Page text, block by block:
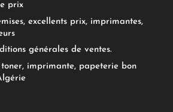
prix
excellents prix, imprimantes,
générales de ventes.
imprimante, papeterie bon